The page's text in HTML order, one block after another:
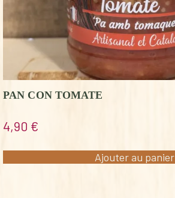
PAN CON TOMATE
4,90 €
Ajouter au panier